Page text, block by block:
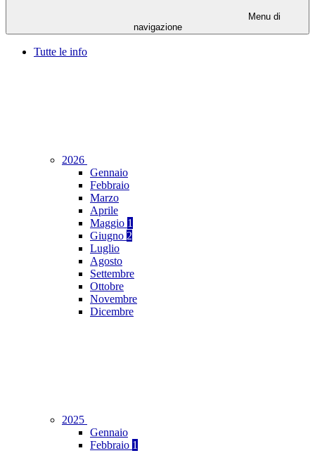
Menu di
navigazione
Tutte le info
2026
Gennaio
Febbraio
Marzo
Aprile
Maggio 1
Giugno 2
Luglio
Agosto
Settembre
Ottobre
Novembre
Dicembre
2025
Gennaio
Febbraio 1